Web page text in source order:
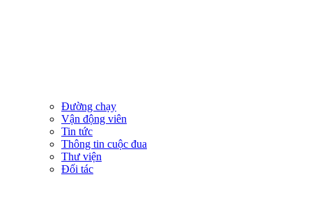
Đường chạy
Vận động viên
Tin tức
Thông tin cuộc đua
Thư viện
Đối tác